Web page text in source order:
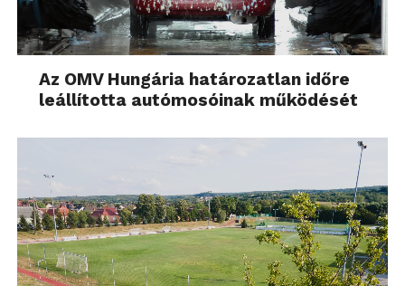
Az OMV Hungária határozatlan időre
leállította autómosóinak működését